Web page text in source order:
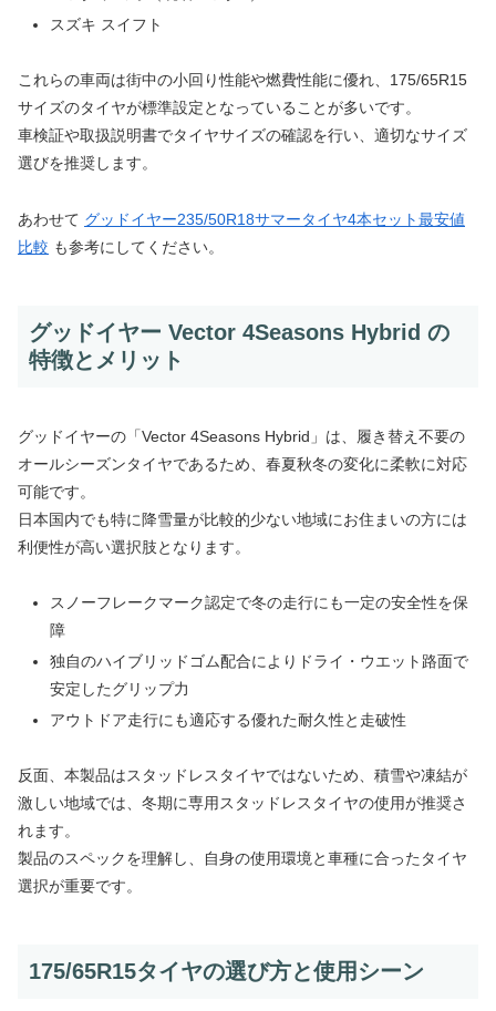
スズキ スイフト
これらの車両は街中の小回り性能や燃費性能に優れ、175/65R15
サイズのタイヤが標準設定となっていることが多いです。
車検証や取扱説明書でタイヤサイズの確認を行い、適切なサイズ
選びを推奨します。
あわせて グッドイヤー235/50R18サマータイヤ4本セット最安値
比較 も参考にしてください。
グッドイヤー Vector 4Seasons Hybrid の
特徴とメリット
グッドイヤーの「Vector 4Seasons Hybrid」は、履き替え不要の
オールシーズンタイヤであるため、春夏秋冬の変化に柔軟に対応
可能です。
日本国内でも特に降雪量が比較的少ない地域にお住まいの方には
利便性が高い選択肢となります。
スノーフレークマーク認定で冬の走行にも一定の安全性を保
障
独自のハイブリッドゴム配合によりドライ・ウエット路面で
安定したグリップ力
アウトドア走行にも適応する優れた耐久性と走破性
反面、本製品はスタッドレスタイヤではないため、積雪や凍結が
激しい地域では、冬期に専用スタッドレスタイヤの使用が推奨さ
れます。
製品のスペックを理解し、自身の使用環境と車種に合ったタイヤ
選択が重要です。
175/65R15タイヤの選び方と使用シーン